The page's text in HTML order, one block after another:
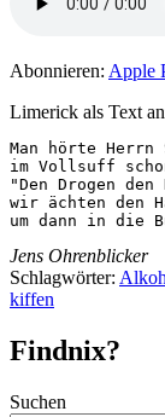
Abonnieren: Apple
Limerick als Text
Man hörte Herrn
im Vollsuff
"Den Drogen den
wir ächten den
um dann in die
Jens Ohrenblicker
Schlagwörter:
kiffen
Findnix?
Suchen